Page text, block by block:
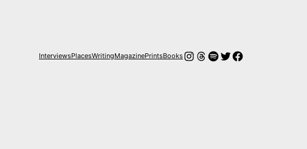
InterviewsPlacesWritingMagazinePrintsBooksInstagram
Hilos
Spotify
Twitter
Facebook